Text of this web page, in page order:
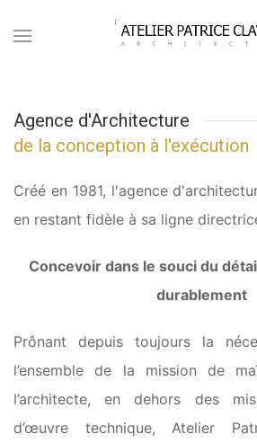
Agence d'Architecture
de la conception à l'exécution
Créé en 1981, l'agence
en restant fidèle à sa ligne
Concevoir dans le souci du
durablement
Prônant depuis toujours la
l’ensemble de la mission de
l’architecte, en dehors des
d’œuvre technique, Atelier